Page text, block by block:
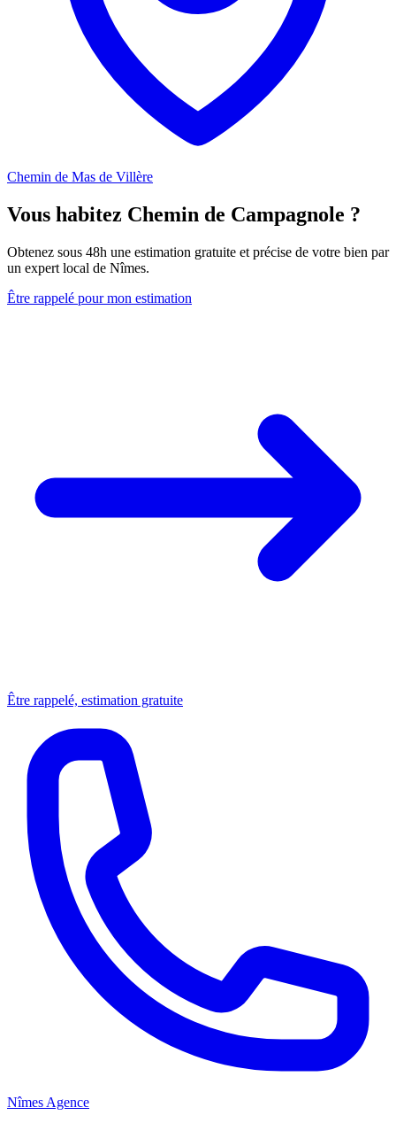
Chemin de Mas de Villère
Vous habitez Chemin de Campagnole ?
Obtenez sous 48h une estimation gratuite et précise de votre bien par
un expert local de Nîmes.
Être rappelé pour mon estimation
Être rappelé, estimation gratuite
Nîmes Agence